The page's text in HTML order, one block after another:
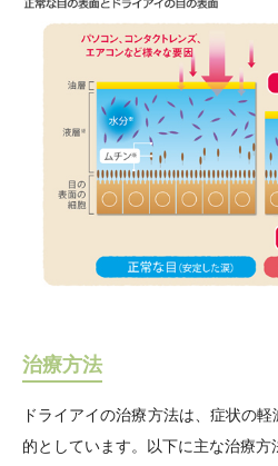
治療方法
ドライアイの治療方法は、症状の
的としています。以下に主な治療方